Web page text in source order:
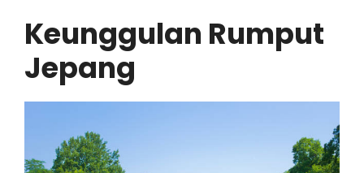
Keunggulan Rumput
Jepang